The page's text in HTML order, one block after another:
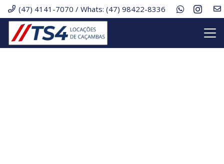
(47) 4141-7070 / Whats: (47) 98422-8336